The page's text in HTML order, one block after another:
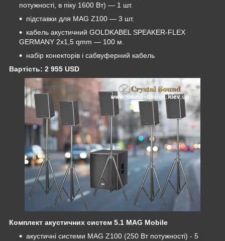
потужності, в піку 1600 Вт) ― 1 шт.
підставки для MAG Z100 ― 3 шт.
кабель акустичний GOLDKABEL SPEAKER-FLEX
GERMANY 2x1,5 qmm ― 100 м.
набір конекторів і сабвуферний кабель
Вартість: 2 955 USD
Комплект акустичних систем 5.1 MAG Mobile
акустичні системи MAG Z100 (250 Вт потужності) - 5